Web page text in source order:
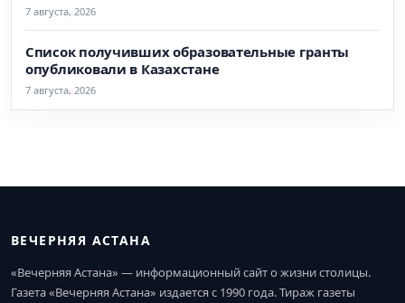
7 августа, 2026
Список получивших образовательные гранты
опубликовали в Казахстане
7 августа, 2026
ВЕЧЕРНЯЯ АСТАНА
«Вечерняя Астана» — информационный сайт о жизни столицы.
Газета «Вечерняя Астана» издается с 1990 года. Тираж газеты